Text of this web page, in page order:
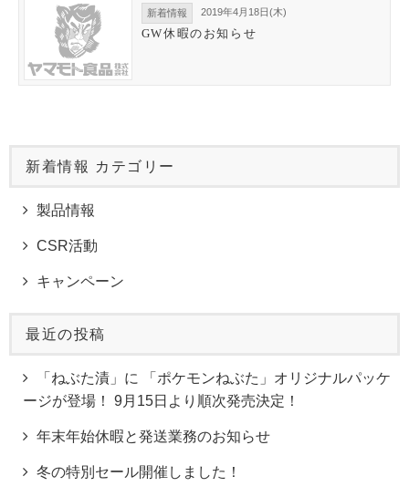
新着情報 2019年4月18日(木)
GW休暇のお知らせ
新着情報 カテゴリー
製品情報
CSR活動
キャンペーン
最近の投稿
「ねぶた漬」に 「ポケモンねぶた」オリジナルパッケ
ージが登場！ 9月15日より順次発売決定！
年末年始休暇と発送業務のお知らせ
冬の特別セール開催しました！